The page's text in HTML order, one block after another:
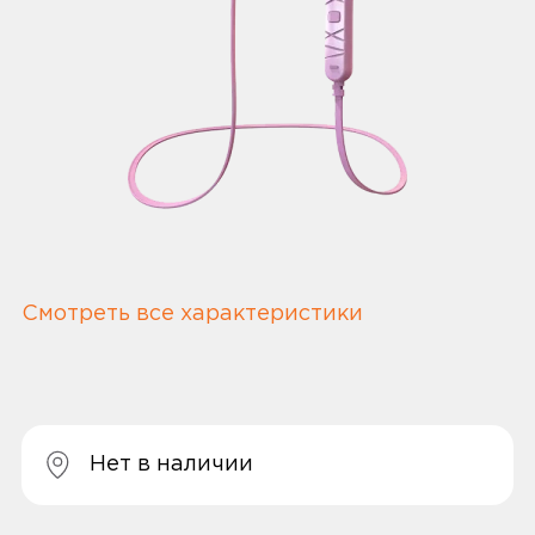
Смотреть все характеристики
Нет в наличии